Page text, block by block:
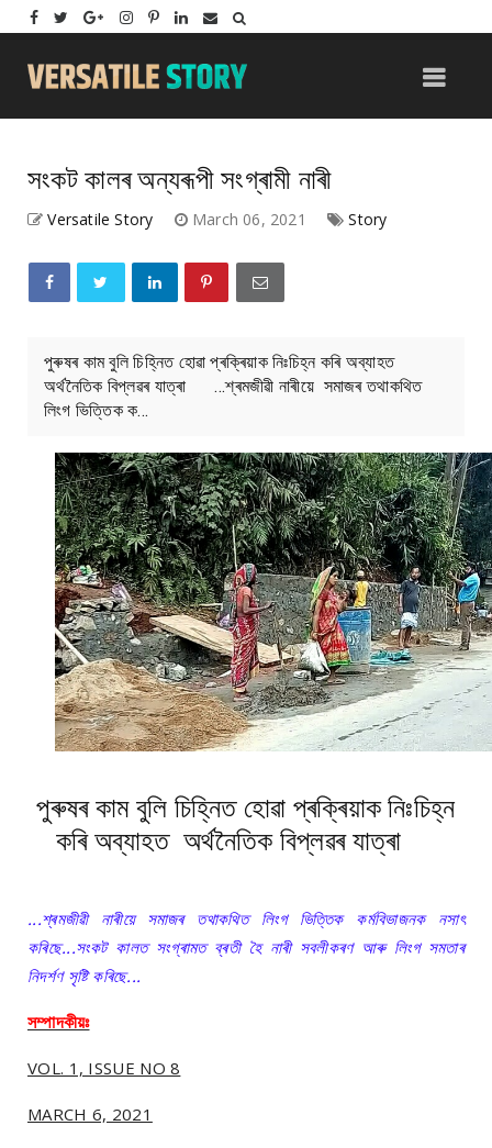
সংকট কালৰ অন্যৰূপী সংগ্ৰামী নাৰী
Versatile Story March 06, 2021 Story
পুৰুষৰ কাম বুলি চিহ্নিত হোৱা প্ৰক্ৰিয়াক নিঃচিহ্ন কৰি অব্যাহত
অৰ্থনৈতিক বিপ্লৱৰ যাত্ৰা ...শ্ৰমজীৱী নাৰীয়ে সমাজৰ তথাকথিত
লিংগ ভিত্তিক ক...
পুৰুষৰ কাম বুলি চিহ্নিত হোৱা প্ৰক্ৰিয়াক নিঃচিহ্ন
কৰি অব্যাহত অৰ্থনৈতিক বিপ্লৱৰ যাত্ৰা
...শ্ৰমজীৱী নাৰীয়ে সমাজৰ তথাকথিত লিংগ ভিত্তিক কৰ্মবিভাজনক নসাৎ
কৰিছে...সংকট কালত সংগ্ৰামত ব্ৰতী হৈ নাৰী সবলীকৰণ আৰু লিংগ সমতাৰ
নিদৰ্শণ সৃষ্টি কৰিছে...
সম্পাদকীয়ঃ
VOL. 1, ISSUE NO 8
MARCH 6, 2021